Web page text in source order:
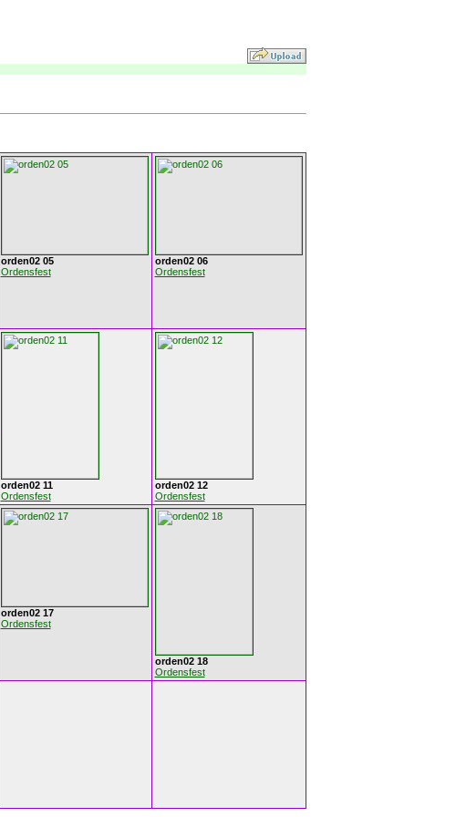
orden02 05
Ordensfest
orden02 06
Ordensfest
orden02 11
Ordensfest
orden02 12
Ordensfest
orden02 17
Ordensfest
orden02 18
Ordensfest